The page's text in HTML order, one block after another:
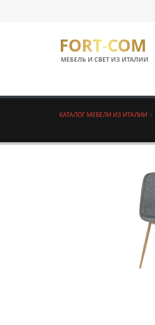
FORT-COM
МЕБЕЛЬ И СВЕТ ИЗ ИТАЛИИ
КАТАЛОГ МЕБЕЛИ ИЗ ИТАЛИИ